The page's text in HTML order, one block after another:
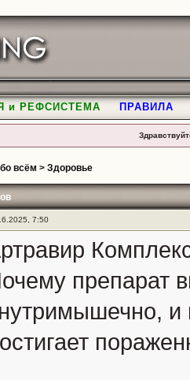
и РЕФСИСТЕМА ПРАВИЛА
всём > Здоровье
7:50
препарат
и